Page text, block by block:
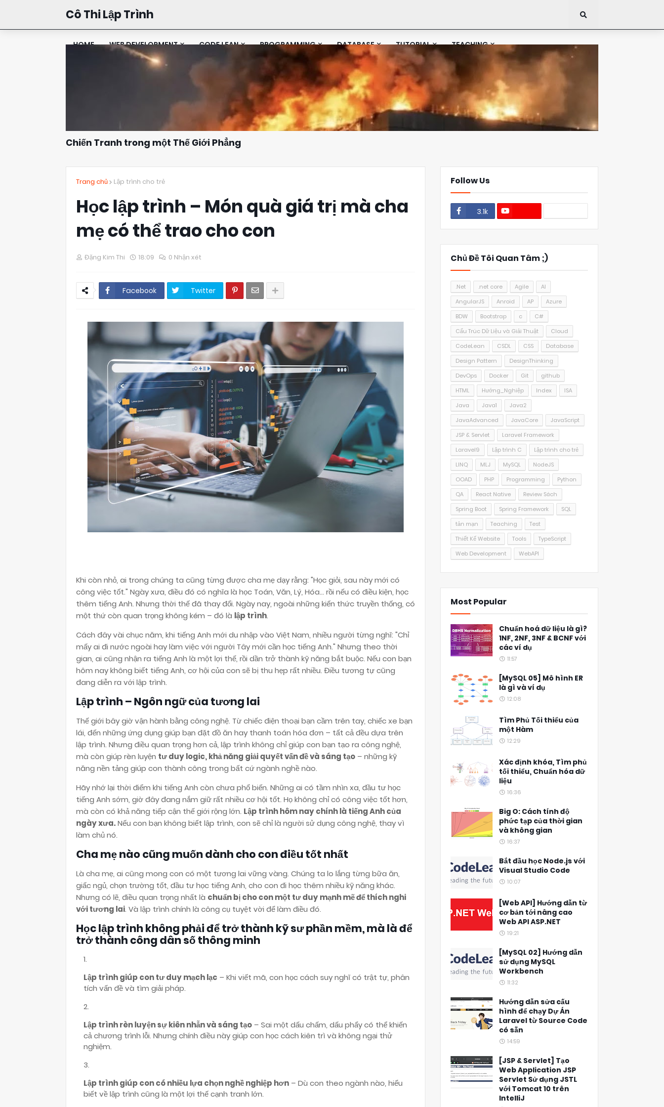
Cô Thi Lập Trình
HOME WEB DEVELOPMENT CODE LEAN PROGRAMMING DATABASE TUTORIAL TEACHING
Chiến Tranh trong một Thế Giới Phẳng
Trang chủ Lập trình cho trẻ
Học lập trình – Món quà giá trị mà cha
mẹ có thể trao cho con
Đặng Kim Thi 18:09 0 Nhận xét
Facebook Twitter
Khi còn nhỏ, ai trong chúng ta cũng từng được cha mẹ dạy rằng: "Học giỏi, sau này mới có
công việc tốt." Ngày xưa, điều đó có nghĩa là học Toán, Văn, Lý, Hóa… rồi nếu có điều kiện, học
thêm tiếng Anh. Nhưng thời thế đã thay đổi. Ngày nay, ngoài những kiến thức truyền thống, có
một thứ còn quan trọng không kém – đó là lập trình.
Cách đây vài chục năm, khi tiếng Anh mới du nhập vào Việt Nam, nhiều người từng nghĩ: "Chỉ
mấy ai đi nước ngoài hay làm việc với người Tây mới cần học tiếng Anh." Nhưng theo thời
gian, ai cũng nhận ra tiếng Anh là một lợi thế, rồi dần trở thành kỹ năng bắt buộc. Nếu con bạn
hôm nay không biết tiếng Anh, cơ hội của con sẽ bị thu hẹp rất nhiều. Điều tương tự cũng
đang diễn ra với lập trình.
Lập trình – Ngôn ngữ của tương lai
Thế giới bây giờ vận hành bằng công nghệ. Từ chiếc điện thoại bạn cầm trên tay, chiếc xe bạn
lái, đến những ứng dụng giúp bạn đặt đồ ăn hay thanh toán hóa đơn – tất cả đều dựa trên
lập trình. Nhưng điều quan trọng hơn cả, lập trình không chỉ giúp con bạn tạo ra công nghệ,
mà còn giúp rèn luyện tư duy logic, khả năng giải quyết vấn đề và sáng tạo – những kỹ
năng nền tảng giúp con thành công trong bất cứ ngành nghề nào.
Hãy nhớ lại thời điểm khi tiếng Anh còn chưa phổ biến. Những ai có tầm nhìn xa, đầu tư học
tiếng Anh sớm, giờ đây đang nắm giữ rất nhiều cơ hội tốt. Họ không chỉ có công việc tốt hơn,
mà còn có khả năng tiếp cận thế giới rộng lớn. Lập trình hôm nay chính là tiếng Anh của
ngày xưa.Nếu con bạn không biết lập trình, con sẽ chỉ là người sử dụng công nghệ, thay vì
làm chủ nó.
Cha mẹ nào cũng muốn dành cho con điều tốt nhất
Là cha mẹ, ai cũng mong con có một tương lai vững vàng. Chúng ta lo lắng từng bữa ăn,
giấc ngủ, chọn trường tốt, đầu tư học tiếng Anh, cho con đi học thêm nhiều kỹ năng khác.
Nhưng có lẽ, điều quan trọng nhất là chuẩn bị cho con một tư duy mạnh mẽ để thích nghi
với tương lai. Và lập trình chính là công cụ tuyệt vời để làm điều đó.
Học lập trình không phải để trở thành kỹ sư phần mềm, mà là để
trở thành công dân số thông minh
Lập trình giúp con tư duy mạch lạc – Khi viết mã, con học cách suy nghĩ có trật tự, phân
tích vấn đề và tìm giải pháp.
Lập trình rèn luyện sự kiên nhẫn và sáng tạo – Sai một dấu chấm, dấu phẩy có thể khiến
cả chương trình lỗi. Nhưng chính điều này giúp con học cách kiên trì và không ngại thử
nghiệm.
Lập trình giúp con có nhiều lựa chọn nghề nghiệp hơn – Dù con theo ngành nào, hiểu
biết về lập trình cũng là một lợi thế cạnh tranh lớn.
Follow Us
3.1k
Chủ Đề Tôi Quan Tâm ;)
.Net .net core Agile
AI
AngularJS
Anroid AP
Azure
BDW
Bootstrap c
C#
Cấu Trúc Dữ Liệu và Giải Thuật
Cloud
CodeLean
CSDL CSS
Database
Design Pattern
DesignThinking
DevOps
Docker Git
github
HTML
Hướng_Nghiệp Index
ISA
Java
Java1
Java2
JavaAdvanced
JavaCore
JavaScript
JSP & Servlet
Laravel Framework
Laravel9
Lập trình C
Lập trình cho trẻ
LINQ
MLJ MySQL
NodeJS
OOAD
PHP Programming
Python
QA
React Native
Review Sách
Spring Boot
Spring Framework
SQL
tản mạn
Teaching
Test
Thiết Kế Website
Tools
TypeScript
Web Development
WebAPI
Most Popular
Chuẩn hoá dữ liệu là gì?
1NF, 2NF, 3NF & BCNF với
các ví dụ
11:57
[MySQL 05] Mô hình ER
là gì và ví dụ
12:08
Tìm Phủ Tối thiểu của
một Hàm
12:29
Xác định khóa, Tìm phủ
tối thiểu, Chuẩn hóa dữ
liệu
16:36
Big O: Cách tính độ
phức tạp của thời gian
và không gian
16:37
Bắt đầu học Node.js với
Visual Studio Code
10:07
[Web API] Hướng dẫn từ
cơ bản tới nâng cao
Web API ASP.NET
19:21
[MySQL 02] Hướng dẫn
sử dụng MySQL
Workbench
11:32
Hướng dẫn sửa cấu
hình để chạy Dự Án
Laravel từ Source Code
có sẵn
14:59
[JSP & Servlet] Tạo
Web Application JSP
Servlet Sử dụng JSTL
với Tomcat 10 trên
IntelliJ